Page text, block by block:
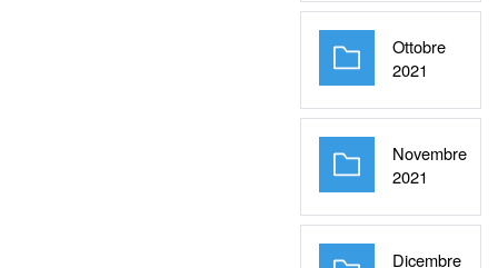
Ottobre
2021
Novembre
2021
Dicembre